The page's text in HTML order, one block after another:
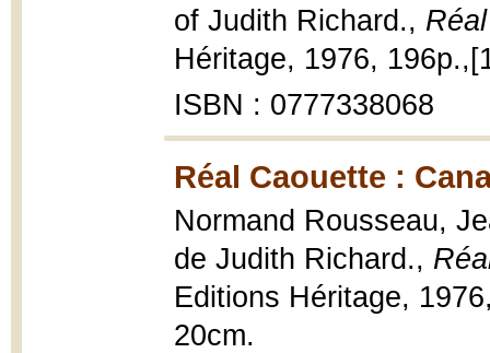
of Judith Richard.,
Héritage, 1976,
ISBN : 0777338068
Réal Caouette :
Normand Rousseau,
de Judith Richard.,
Editions Héritage,
20cm.